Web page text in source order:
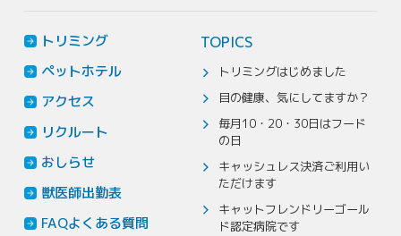
トリミング
ペットホテル
アクセス
リクルート
おしらせ
獣医師出勤表
FAQよくある質問
TOPICS
トリミングはじめました
目の健康、気にしてますか？
毎月10・20・30日はフード
の日
キャッシュレス決済ご利用い
ただけます
キャットフレンドリーゴール
ド認定病院です